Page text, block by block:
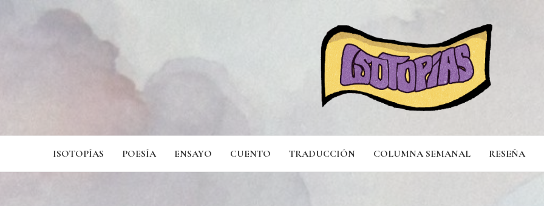
ISOTOPÍAS POESÍA ENSAYO CUENTO TRADUCCIÓN COLUMNA SEMANAL RESEÑA